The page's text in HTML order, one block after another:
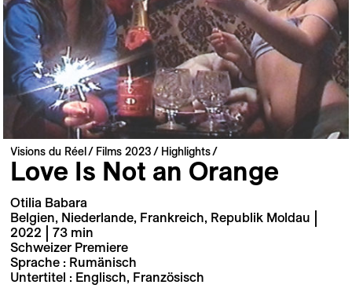
Visions du Réel Films 2023 Highlights
Love Is Not an Orange
Otilia Babara
Belgien, Niederlande, Frankreich, Republik Moldau |
2022 | 73 min
Schweizer Premiere
Sprache : Rumänisch
Untertitel : Englisch, Französisch